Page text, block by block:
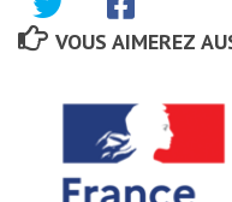
VOUS AIMEREZ